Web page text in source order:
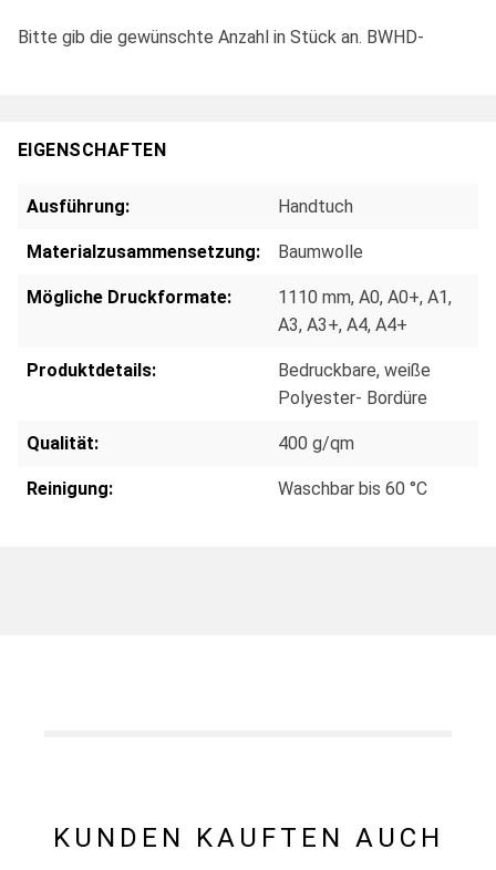
Bitte gib die gewünschte Anzahl in Stück an. BWHD-
EIGENSCHAFTEN
Ausführung: Handtuch
Materialzusammensetzung: Baumwolle
Mögliche Druckformate: 1110 mm, A0, A0+, A1,
A3, A3+, A4, A4+
Produktdetails:
Bedruckbare, weiße
Polyester- Bordüre
Qualität: 400 g/qm
Reinigung: Waschbar bis 60 °C
KUNDEN KAUFTEN AUCH